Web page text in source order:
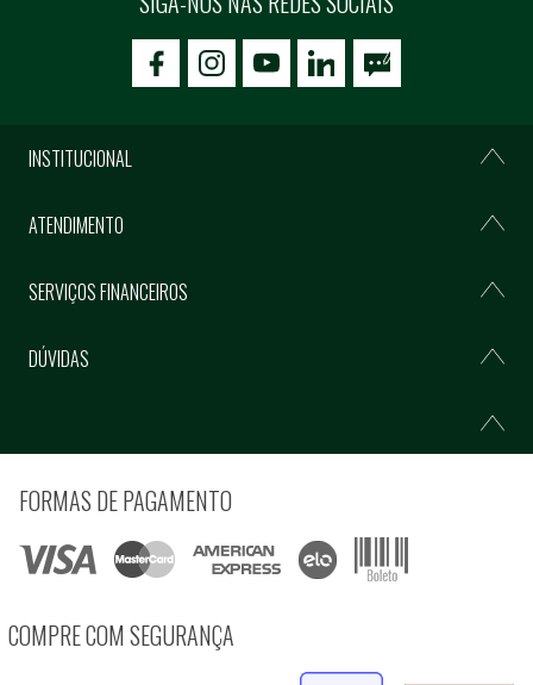
icon-facebookicon-social02icon-social03
INSTITUCIONAL
ATENDIMENTO
SERVIÇOS FINANCEIROS
DÚVIDAS
FORMAS DE PAGAMENTO
COMPRE COM SEGURANÇA